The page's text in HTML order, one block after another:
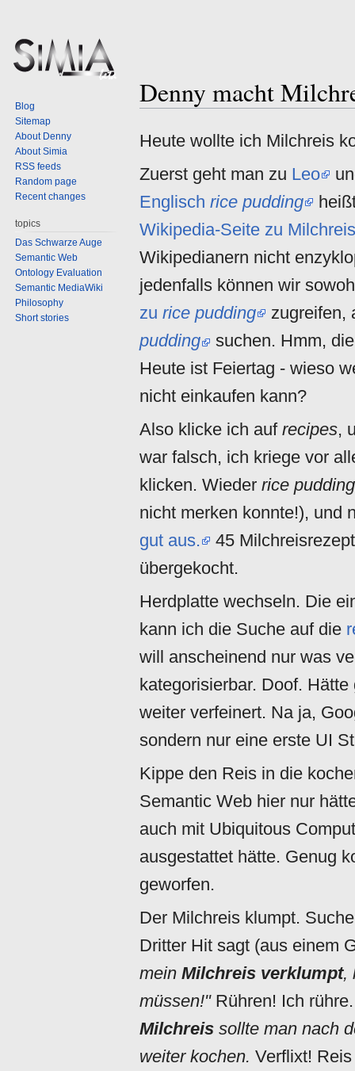
Denny macht
Jump
Jump
Heute wollte ich Milchreis
Zuerst geht man zu Leo
Englisch rice pudding
Wikipedia-Seite zu
Wikipedianern nicht
jedenfalls können wir
zu rice pudding
zugreifen,
pudding
suchen. Hmm,
Heute ist Feiertag - wieso
nicht einkaufen kann?
Also klicke ich auf recipes,
war falsch, ich kriege vor
klicken. Wieder rice pudding
nicht merken konnte!), und
gut aus.
45
übergekocht.
Herdplatte wechseln. Die
kann ich die Suche auf die
will anscheinend nur was
kategorisierbar. Doof.
weiter verfeinert. Na ja,
sondern nur eine erste UI
Kippe den Reis in die
Semantic Web hier nur
auch mit Ubiquitous
ausgestattet hätte. Genug
geworfen.
Der Milchreis klumpt.
Dritter Hit sagt (aus einem
mein Milchreis verklumpt,
müssen!"Rühren! Ich
Milchreis sollte man nach
weiter kochen. Verflixt!
Blog
Sitemap
About Denny
About Simia
RSS feeds
Random page
Recent changes
topics
Das Schwarze Auge
Semantic Web
Ontology Evaluation
Semantic MediaWiki
Philosophy
Short stories